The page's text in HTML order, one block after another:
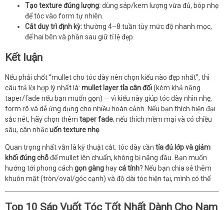
Tạo texture đúng lượng:dùng sáp/kem lượng vừa đủ, bóp nhẹ
để tóc vào form tự nhiên.
Cắt duy trì định kỳ:thường 4–8 tuần tùy mức độ nhanh mọc,
để hai bên và phần sau giữ tỉ lệ đẹp.
Kết luận
Nếu phải chốt “mullet cho tóc dày nên chọn kiểu nào đẹp nhất”, thì
câu trả lời hợp lý nhất là: mullet layer tỉa cân đối(kèm khả năng
taper/fade nếu bạn muốn gọn) — vì kiểu này giúp tóc dày nhìn nhẹ,
form rõ và dễ ứng dụng cho nhiều hoàn cảnh. Nếu bạn thích hiện đại
sắc nét, hãy chọn thêm taper fade; nếu thích mềm mại và có chiều
sâu, cân nhắcuốn texture nhẹ.
Quan trọng nhất vẫn là kỹ thuật cắt: tóc dày cần tỉa đủ lớp và giảm
khối đúng chỗđể mullet lên chuẩn, không bị nặng đầu. Bạn muốn
hướng tới phong cách gọn gàng haycá tính? Nếu bạn chia sẻ thêm
khuôn mặt (tròn/oval/góc cạnh) và độ dài tóc hiện tại, mình có thể
Top 10 Sáp Vuốt Tóc Tốt Nhất Dành Cho Nam